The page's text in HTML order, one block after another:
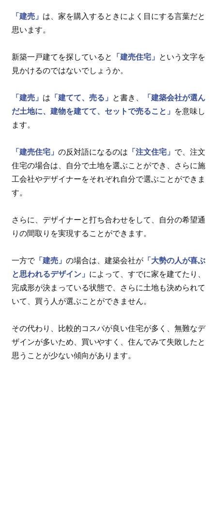
「建売」 は、家を購入するときによく目にする言葉だと
思います。
新築一戸建てを探していると 「建売住宅」
という文字を
見かけるのではないでしょうか。
「建売」 は 「建てて、売る」 と書き、
「建築会社が選ん
だ土地に、建物を建てて、セットで売ること」
を意味し
ます。
「建売住宅」 の反対語になるのは 「注文住宅」 で、注文
住宅の場合は、自分で土地を選ぶことができ、さらに施
工会社やデザイナーをそれぞれ自分で選ぶことができま
す。
さらに、デザイナーと打ち合わせをして、自分の希望通
りの間取りを実現することができます。
一方で「建売」 の場合は、建築会社が 「大勢の人が喜ぶ
と思われるデザイン」 によって、すでに家を建てたり、
完成形が決まっている状態で、さらに土地も決められて
いて、買う人が選ぶことができません。
その代わり、比較的コスパが良い住宅が多く、無難なデ
ザインが多いため、買いやすく、住んでみて失敗したと
思うことが少ない傾向があります。